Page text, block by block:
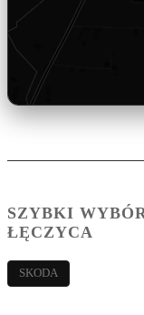
SZYBKI
ŁĘCZYCA
SKODA